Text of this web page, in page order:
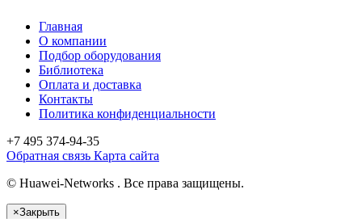
Главная
О компании
Подбор оборудования
Библиотека
Оплата и доставка
Контакты
Политика конфиденциальности
+7 495 374-94-35
Обратная связь Карта сайта
© Huawei-Networks . Все права защищены.
×Закрыть